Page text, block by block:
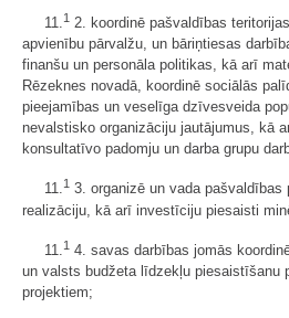
11.1 2. koordinē pašvaldības
apvienību pārvalžu, un bāriņtiesas
finanšu un personāla politikas, kā arī
Rēzeknes novadā, koordinē sociālās
pieejamības un veselīga dzīvesveida
nevalstisko organizāciju jautājumus, kā
konsultatīvo padomju un darba grupu
11.1 3. organizē un vada pašvaldības
realizāciju, kā arī investīciju piesaisti
11. 1 4. savas darbības jomās
un valsts budžeta līdzekļu piesaistīšanu
projektiem;